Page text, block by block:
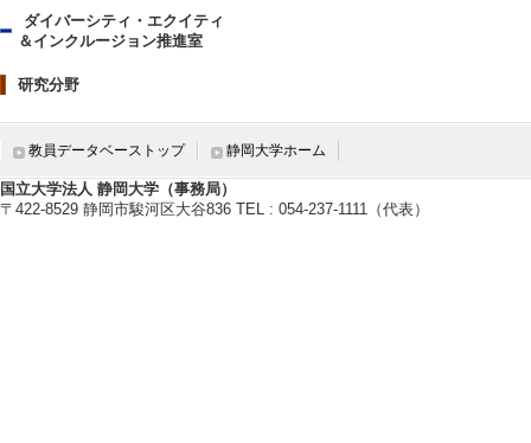
ダイバーシティ・エクイティ
＆インクルージョン推進室
研究分野
教員データベーストップ 静岡大学ホーム
国立大学法人 静岡大学（事務局）
〒422-8529 静岡市駿河区大谷836 TEL : 054-237-1111（代表）